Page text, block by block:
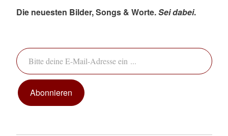
Die neuesten Bilder, Songs & Worte.Sei dabei.
Bitte deine E-Mail-Adresse ein ...
Abonnieren